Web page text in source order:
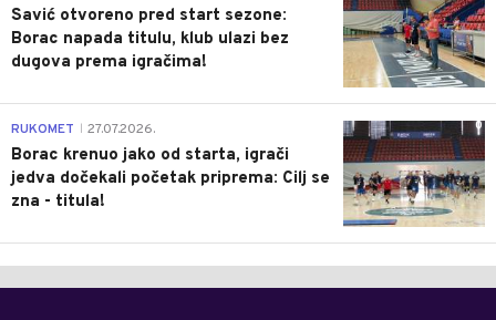
Savić otvoreno pred start sezone:
Borac napada titulu, klub ulazi bez
dugova prema igračima!
0
RUKOMET 27.07.2026.
Borac krenuo jako od starta, igrači
jedva dočekali početak priprema: Cilj se
zna - titula!